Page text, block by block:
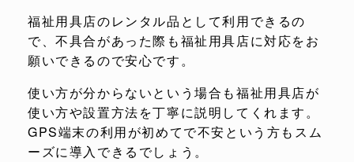
福祉用具店のレンタル品として利用できるの
で、不具合があった際も福祉用具店に対応をお
願いできるので安心です。
使い方が分からないという場合も福祉用具店が
使い方や設置方法を丁寧に説明してくれます。
GPS端末の利用が初めてで不安という方もスム
ーズに導入できるでしょう。